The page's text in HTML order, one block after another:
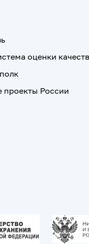
оценки
проекты России